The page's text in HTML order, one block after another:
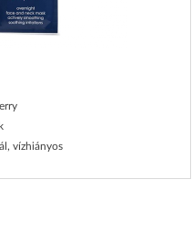
vízhiányos